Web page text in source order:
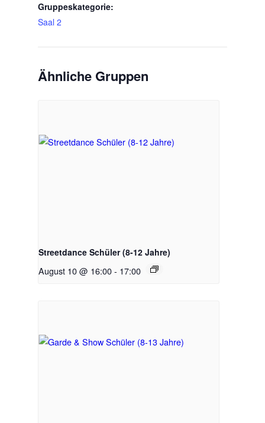
Gruppeskategorie:
Saal 2
Ähnliche Gruppen
Streetdance Schüler (8-12 Jahre)
August 10 @ 16:00 - 17:00